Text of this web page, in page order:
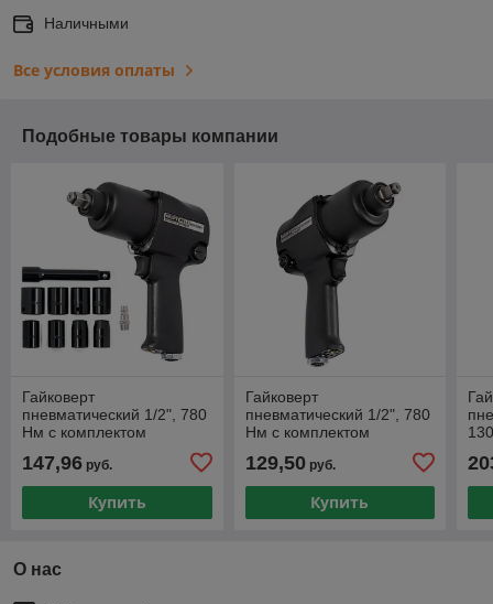
Наличными
Все условия оплаты
Подобные товары компании
Гайковерт
пневматический 1/2", 780
Нм с комплектом
ударных головок KraftWell
арт. KRW750IW-T
147,96 руб.
Купить
Гайковерт
пневматический 1/2", 780
Нм с комплектом
ударных головок KraftWell
арт. KRW750IW-T
129,50руб.
Купить
О нас